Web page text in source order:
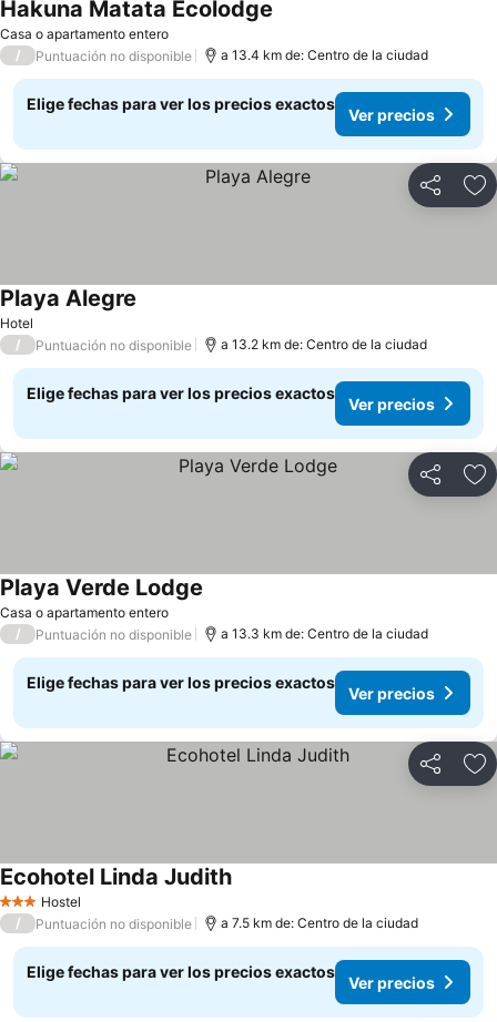
Casa o apartamento entero
Hakuna Matata Ecolodge
/ Puntuación no disponible a 13.4 km de: Centro de la ciudad
Elige fechas para ver los precios exactos
Ver precios
Compartir
Hotel
Playa Alegre
/ Puntuación no disponible a 13.2 km de: Centro de la ciudad
Elige fechas para ver los precios exactos
Ver precios
Compartir
Casa o apartamento entero
Playa Verde Lodge
/ Puntuación no disponible a 13.3 km de: Centro de la ciudad
Elige fechas para ver los precios exactos
Ver precios
Compartir
3 EstrellasHostel
Ecohotel Linda Judith
/ Puntuación no disponible a 7.5 km de: Centro de la ciudad
Elige fechas para ver los precios exactos
Ver precios